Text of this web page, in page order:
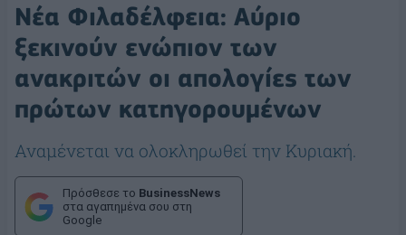
Νέα Φιλαδέλφεια: Αύριο
ξεκινούν ενώπιον των
ανακριτών οι απολογίες των
πρώτων κατηγορουμένων
Αναμένεται να ολοκληρωθεί την Κυριακή.
Πρόσθεσε το BusinessNews
στα αγαπημένα σου στη
Google